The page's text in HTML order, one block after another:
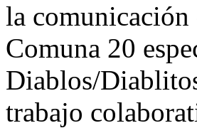
la
Comuna 20
Diablos/
trabajo